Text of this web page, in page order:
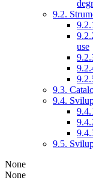
9.2.
use
9.3.
9.4.
9.5.
None
None